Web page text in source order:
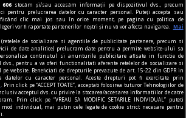
606 stocăm și/sau accesăm informații pe dispozitivul dvs., precum
pentru prelucrarea datelor cu caracter personal. Puteți accepta sau
făcând clic mai jos sau în orice moment, pe pagina cu politica de
vor fi raportate partenerilor noștri și nu vă vor afecta navigarea.
Mai
de socializare si agentiile de publicitate partenere, precum si
de date analitice) prelucram date pentru a permite website-ului sa
continutul si anunturile publicitare afisate in functie de
pentru a va oferi functionalitati aferente retelelor de socializare si
website. Beneficiati de drepturile prevazute de art. 15-22 din GDPR in
datelor cu caracter personal. Aceste drepturi pot fi exercitate prin
. Prin click pe “ACCEPT TOATE”, acceptati folosirea tuturor Tehnologiilor de
acceptul dvs. cu privire la stocarea/accesarea informatiilor de catre
Prin click pe “VREAU SA MODIFIC SETARILE INDIVIDUAL” puteti
individual, mai putin cele legate de cookie strict necesare pentru